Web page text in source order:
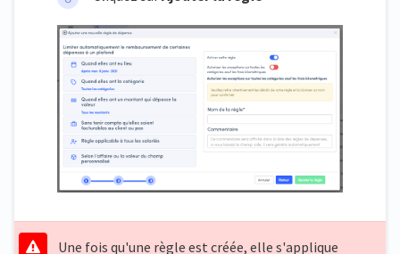
Une fois qu'une règle est créée, elle s'applique